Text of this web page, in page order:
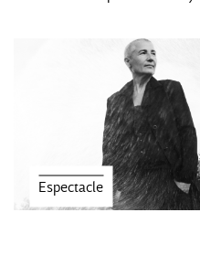
Espectacle